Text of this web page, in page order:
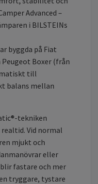
Advanced –
i BILSTEINs
byggda på Fiat
Boxer (från
till
balans mellan
tekniken
Vid normal
mjukt och
eller
fastare och mer
tryggare, tystare